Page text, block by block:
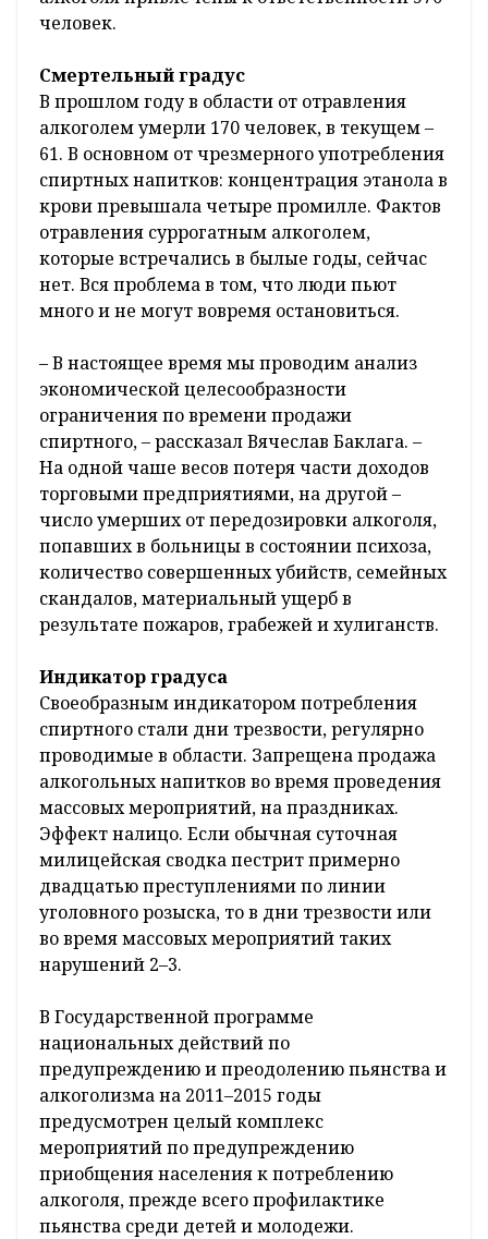
человек.
Смертельный градус
В прошлом году в области от отравления
алкоголем умерли 170 человек, в текущем –
61. В основном от чрезмерного употребления
спиртных напитков: концентрация этанола в
крови превышала четыре промилле. Фактов
отравления суррогатным алкоголем,
которые встречались в былые годы, сейчас
нет. Вся проблема в том, что люди пьют
много и не могут вовремя остановиться.
– В настоящее время мы проводим анализ
экономической целесообразности
ограничения по времени продажи
спиртного, – рассказал Вячеслав Баклага. –
На одной чаше весов потеря части доходов
торговыми предприятиями, на другой –
число умерших от передозировки алкоголя,
попавших в больницы в состоянии психоза,
количество совершенных убийств, семейных
скандалов, материальный ущерб в
результате пожаров, грабежей и хулиганств.
Индикатор градуса
Своеобразным индикатором потребления
спиртного стали дни трезвости, регулярно
проводимые в области. Запрещена продажа
алкогольных напитков во время проведения
массовых мероприятий, на праздниках.
Эффект налицо. Если обычная суточная
милицейская сводка пестрит примерно
двадцатью преступлениями по линии
уголовного розыска, то в дни трезвости или
во время массовых мероприятий таких
нарушений 2–3.
В Государственной программе
национальных действий по
предупреждению и преодолению пьянства и
алкоголизма на 2011–2015 годы
предусмотрен целый комплекс
мероприятий по предупреждению
приобщения населения к потреблению
алкоголя, прежде всего профилактике
пьянства среди детей и молодежи.